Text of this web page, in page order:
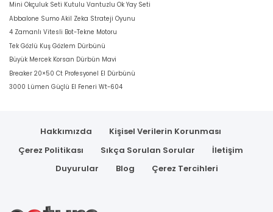
Mini Okçuluk Seti Kutulu Vantuzlu Ok Yay Seti
Abbalone Sumo Akil Zeka Strateji Oyunu
4 Zamanlı Vitesli Bot-Tekne Motoru
Tek Gözlü Kuş Gözlem Dürbünü
Büyük Mercek Korsan Dürbün Mavi
Breaker 20×50 Ct Profesyonel El Dürbünü
3000 Lümen Güçlü El Feneri Wt-604
Hakkımızda
Kişisel Verilerin Korunması
Çerez Politikası
Sıkça Sorulan Sorular
İletişim
Duyurular
Blog Çerez Tercihleri